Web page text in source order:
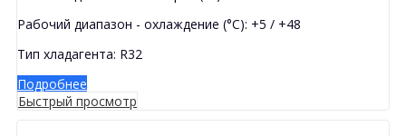
Рабочий диапазон - охлаждение (°C): +5 / +48
Тип хладагента: R32
Подробнее
Быстрый просмотр